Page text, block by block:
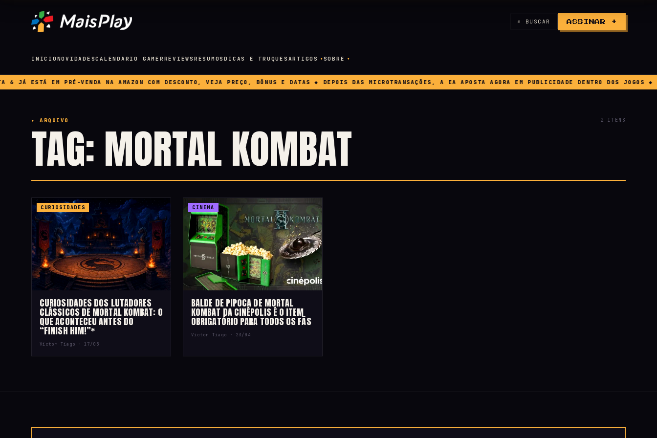
⌕ BUSCAR ASSINAR +
INÍCIO NOVIDADESCALENDÁRIO GAMER REVIEWS RESUMOSDICAS E TRUQUES ARTIGOS SOBRE
ESTÁ EM PRÉ-VENDA NA AMAZON COM DESCONTO, VEJA PREÇO, BÔNUS E DATAS ◆ DEPOIS DAS MICROTRANSAÇÕES, A EA APOSTA AGORA EM PUBLICIDADE DENTRO DOS
▸ ARQUIVO
TAG: MORTAL KOMBAT 2 ITENS
CURIOSIDADES
CURIOSIDADES DOS LUTADORES
CLÁSSICOS DE MORTAL KOMBAT: O
QUE ACONTECEU ANTES DO
“FINISH HIM!”*
Victor Tiago ·17/05
CINEMA
BALDE DE PIPOCA DE MORTAL
KOMBAT DA CINÉPOLIS É O ITEM
OBRIGATÓRIO PARA TODOS OS FÃS
Victor Tiago · 23/04